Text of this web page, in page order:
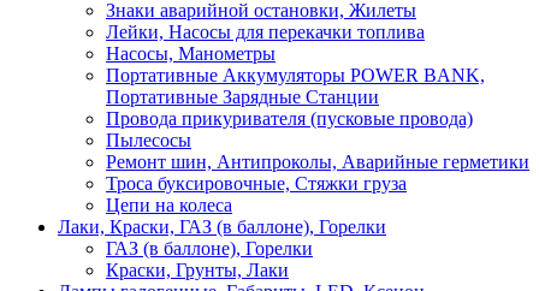
Знаки аварийной остановки, Жилеты
Лейки, Насосы для перекачки топлива
Насосы, Манометры
Портативные Аккумуляторы POWER BANK,
Портативные Зарядные Станции
Провода прикуривателя (пусковые провода)
Пылесосы
Ремонт шин, Антипроколы, Аварийные герметики
Троса буксировочные, Стяжки груза
Цепи на колеса
Лаки, Краски, ГАЗ (в баллоне), Горелки
ГАЗ (в баллоне), Горелки
Краски, Грунты, Лаки